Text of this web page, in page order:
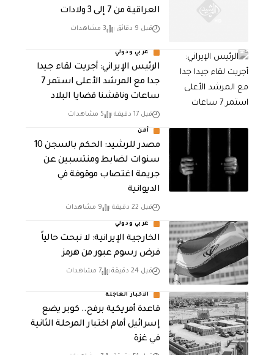
العراقية من 7 إلى 3 ولادات
قبل 9 دقائق 3 مشاهدات
عربي ودولي
الرئيس الإيراني: أجريت لقاء جيدا
جدا مع المرشد الأعلى استمر 7
ساعات وناقشنا قضايا البلاد
قبل 17 دقيقة 5 مشاهدات
أمن
مصدر للرشيد: الحكم بالسجن 10
سنوات لضابط ومنتسبين عن
جريمة اغتصاب موقوفة في
الديوانية
قبل 22 دقيقة 9 مشاهدات
عربي ودولي
الخارجية الإيرانية: لا نبحث حالياً
فرض رسوم عبور من هرمز
قبل 24 دقيقة 7 مشاهدات
الاخبار العاجلة
قاعدة أمريكية برفح.. كوبر يضع
إسرائيل أمام اختبار المرحلة الثانية
في غزة